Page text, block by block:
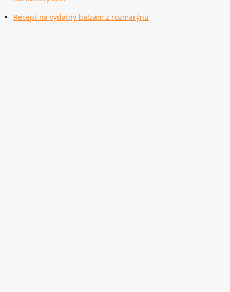
Recept na vydatný balzám z rozmarýnu